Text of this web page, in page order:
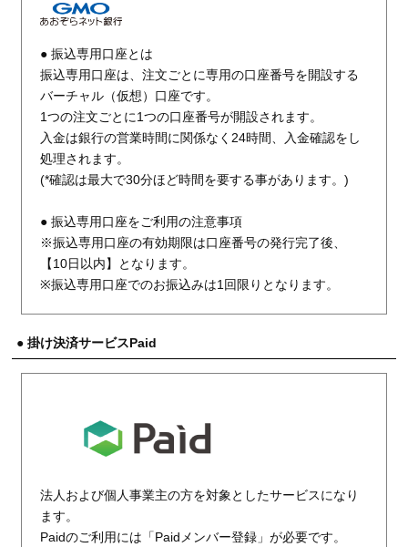
● 振込専用口座とは
振込専用口座は、注文ごとに専用の口座番号を開設する
バーチャル（仮想）口座です。
1つの注文ごとに1つの口座番号が開設されます。
入金は銀行の営業時間に関係なく24時間、入金確認をし
処理されます。
(*確認は最大で30分ほど時間を要する事があります。)
● 振込専用口座をご利用の注意事項
※振込専用口座の有効期限は口座番号の発行完了後、
【10日以内】となります。
※振込専用口座でのお振込みは1回限りとなります。
● 掛け決済サービスPaid
法人および個人事業主の方を対象としたサービスになり
ます。
Paidのご利用には「Paidメンバー登録」が必要です。